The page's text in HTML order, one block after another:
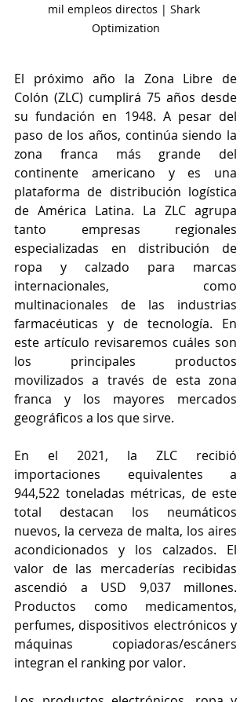
mil empleos directos | Shark
Optimization
El próximo año la Zona Libre de
Colón (ZLC) cumplirá 75 años desde
su fundación en 1948. A pesar del
paso de los años, continúa siendo la
zona franca más grande del
continente americano y es una
plataforma de distribución logística
de América Latina. La ZLC agrupa
tanto empresas regionales
especializadas en distribución de
ropa y calzado para marcas
internacionales, como
multinacionales de las industrias
farmacéuticas y de tecnología. En
este artículo revisaremos cuáles son
los principales productos
movilizados a través de esta zona
franca y los mayores mercados
geográficos a los que sirve.
En el 2021, la ZLC recibió
importaciones equivalentes a
944,522 toneladas métricas, de este
total destacan los neumáticos
nuevos, la cerveza de malta, los aires
acondicionados y los calzados. El
valor de las mercaderías recibidas
ascendió a USD 9,037 millones.
Productos como medicamentos,
perfumes, dispositivos electrónicos y
máquinas copiadoras/escáners
integran el ranking por valor.